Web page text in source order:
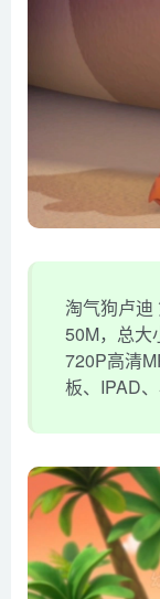
淘气狗卢迪
50M，总大
720P高清
板、IPAD